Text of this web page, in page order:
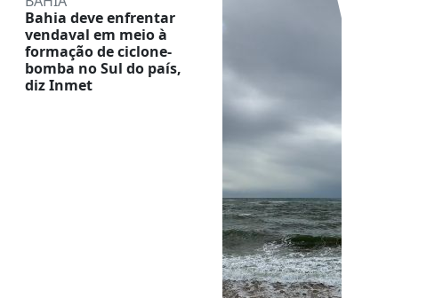
Bahia deve enfrentar
vendaval em meio à
formação de ciclone-
bomba no Sul do país,
diz Inmet